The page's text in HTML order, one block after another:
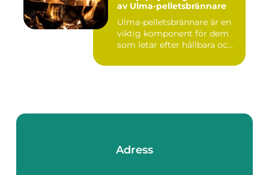
av Ulma-pelletsbrännare
Ulma-pelletsbrännare är en
viktig komponent för dem
som letar efter hållbara oc...
Adress